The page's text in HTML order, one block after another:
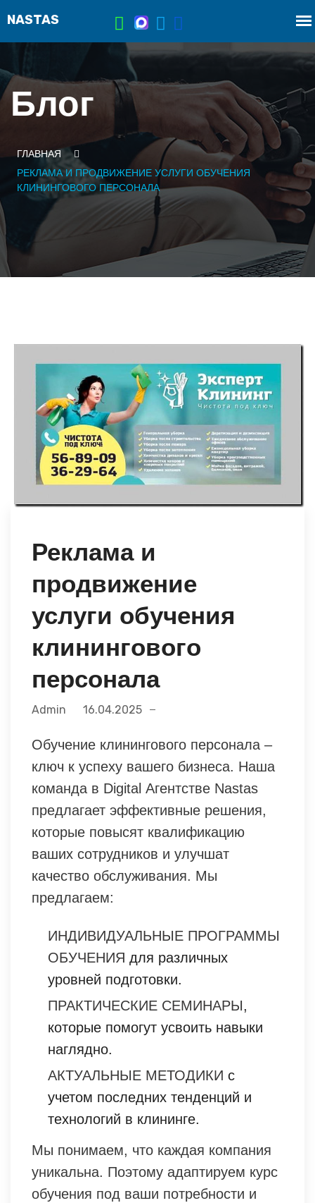
Блог
ГЛАВНАЯ
РЕКЛАМА И ПРОДВИЖЕНИЕ УСЛУГИ ОБУЧЕНИЯ
КЛИНИНГОВОГО ПЕРСОНАЛА
Реклама и
продвижение
услуги обучения
клинингового
персонала
Admin 16.04.2025
Обучение клинингового персонала –
ключ к успеху вашего бизнеса. Наша
команда в Digital Агентстве Nastas
предлагает эффективные решения,
которые повысят квалификацию
ваших сотрудников и улучшат
качество обслуживания. Мы
предлагаем:
ИНДИВИДУАЛЬНЫЕ ПРОГРАММЫ
ОБУЧЕНИЯ для различных
уровней подготовки.
ПРАКТИЧЕСКИЕ СЕМИНАРЫ,
которые помогут усвоить навыки
наглядно.
АКТУАЛЬНЫЕ МЕТОДИКИ с
учетом последних тенденций и
технологий в клининге.
Мы понимаем, что каждая компания
уникальна. Поэтому адаптируем курс
обучения под ваши потребности и